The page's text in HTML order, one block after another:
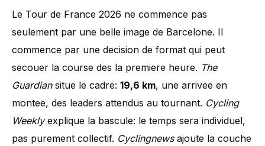
Le Tour de France 2026 ne commence pas
seulement par une belle image de Barcelone. Il
commence par une decision de format qui peut
secouer la course des la premiere heure. The
Guardiansitue le cadre: 19,6 km, une arrivee en
montee, des leaders attendus au tournant. Cycling
Weeklyexplique la bascule: le temps sera individuel,
pas purement collectif. Cyclingnewsajoute la couche